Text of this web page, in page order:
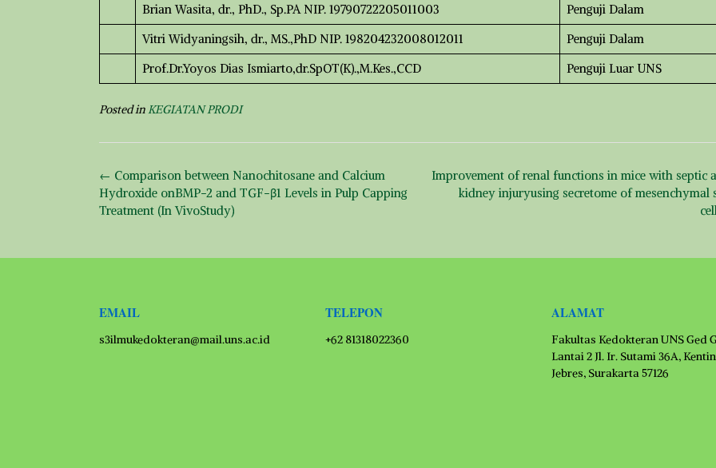
Brian Wasita, dr., PhD., Sp.PA NIP. 19790722205011003
Penguji Dalam
Vitri Widyaningsih, dr., MS.,PhD NIP. 198204232008012011
Penguji Dalam
Prof.Dr.Yoyos Dias Ismiarto,dr.SpOT(K).,M.Kes.,CCD
Penguji Luar UNS
Posted inKEGIATAN PRODI
Post
navigation
Improvement of renal functions in mice with septic
kidney injuryusing secretome of mesenchymal
← Comparison between Nanochitosane and Calcium
Hydroxide onBMP-2 and TGF-β1 Levels in Pulp Capping
Treatment (In VivoStudy)
EMAIL
s3ilmukedokteran@mail.uns.ac.id
TELEPON
+62 81318022360
ALAMAT
Fakultas Kedokteran UNS Ged
Lantai 2 Jl. Ir. Sutami 36A,
Jebres, Surakarta 57126